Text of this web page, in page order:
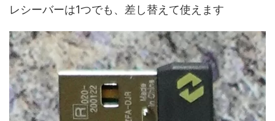
レシーバーは1つでも、差し替えて使えます